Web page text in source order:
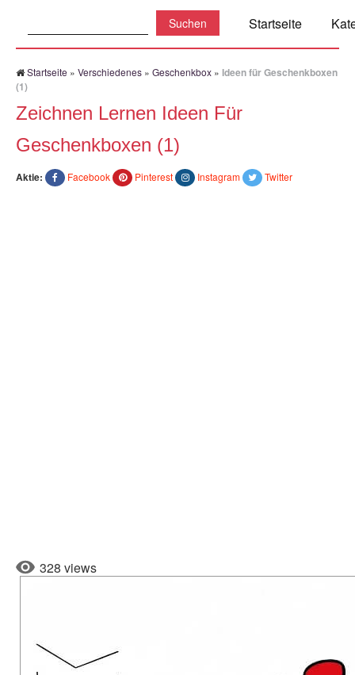
Startseite
Startseite » Verschiedenes » Geschenkbox » Ideen für Geschenkboxen
(1)
Zeichnen Lernen Ideen Für
Geschenkboxen (1)
Aktie: Facebook Pinterest Instagram Twitter
328 views